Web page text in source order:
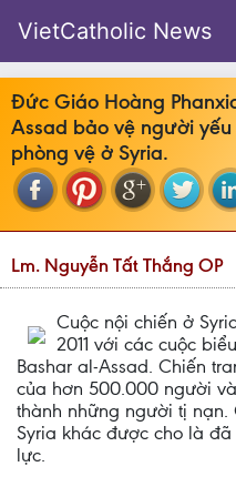
VietCatholic News
Đức Giáo Hoàng
Assad bảo vệ người
phòng vệ ở Syria.
Lm. Nguyễn Tất Thắng OP
Cuộc nội chiến ở
2011 với các cuộc
Bashar al-Assad. Chiến
của hơn 500.000 người
thành những người tị nạn.
Syria khác được cho là
lực.